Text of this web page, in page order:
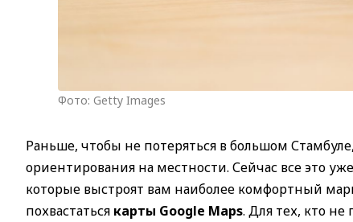
Фото: Getty Images
Раньше, чтобы не потеряться в большом
ориентирования на местности. Сейчас все это
которые выстроят вам наиболее комфортный
похвастаться карты Google Maps. Для тех, кто